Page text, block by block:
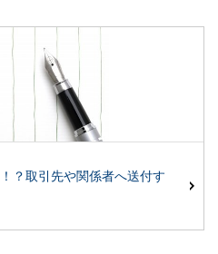
？取引先や関係者へ送付す